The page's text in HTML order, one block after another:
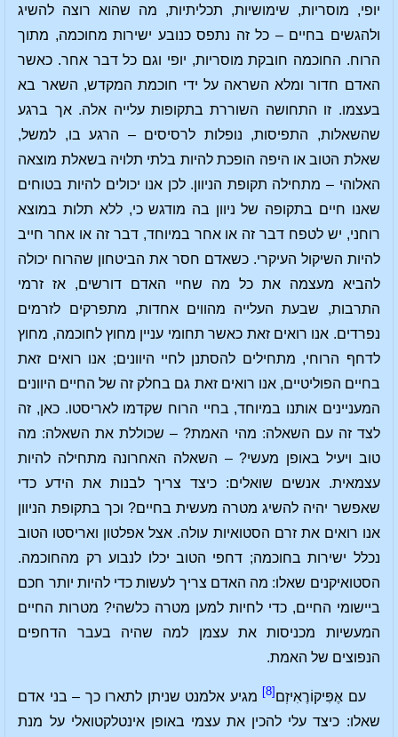
יופי, מוסריות, שימושיות, תכליתיות, מה שהוא רוצה להשיג
ולהגשים בחיים – כל זה נתפס כנובע ישירות מחוכמה, מתוך
הרוח. החוכמה חובקת מוסריות, יופי וגם כל דבר אחר. כאשר
האדם חדור ומלא השראה על ידי חוכמת המקדש, השאר בא
בעצמו. זו התחושה השוררת בתקופות עלייה אלה. אך ברגע
שהשאלות, התפיסות, נופלות לרסיסים – הרגע בו, למשל,
שאלת הטוב או היפה הופכת להיות בלתי תלויה בשאלת מוצאה
האלוהי – מתחילה תקופת הניוון. לכן אנו יכולים להיות בטוחים
שאנו חיים בתקופה של ניוון בה מודגש כי, ללא תלות במוצא
רוחני, יש לטפח דבר זה או אחר במיוחד, דבר זה או אחר חייב
להיות השיקול העיקרי. כשאדם חסר את הביטחון שהרוח יכולה
להביא מעצמה את כל מה שחיי האדם דורשים, אז זרמי
התרבות, שבעת העלייה מהווים אחדות, מתפרקים לזרמים
נפרדים. אנו רואים זאת כאשר תחומי עניין מחוץ לחוכמה, מחוץ
לדחף הרוחי, מתחילים להסתנן לחיי היוונים; אנו רואים זאת
בחיים הפוליטיים, אנו רואים זאת גם בחלק זה של החיים היוונים
המעניינים אותנו במיוחד, בחיי הרוח שקדמו לאריסטו. כאן, זה
לצד זה עם השאלה: מהי האמת? – שכוללת את השאלה: מה
טוב ויעיל באופן מעשי? – השאלה האחרונה מתחילה להיות
עצמאית. אנשים שואלים: כיצד צריך לבנות את הידע כדי
שאפשר יהיה להשיג מטרה מעשית בחיים? וכך בתקופת הניוון
אנו רואים את זרם הסטואיות עולה. אצל אפלטון ואריסטו הטוב
נכלל ישירות בחוכמה; דחפי הטוב יכלו לנבוע רק מהחוכמה.
הסטואיקנים שאלו: מה האדם צריך לעשות כדי להיות יותר חכם
ביישומי החיים, כדי לחיות למען מטרה כלשהי? מטרות החיים
המעשיות מכניסות את עצמן למה שהיה בעבר הדחפים
הנפוצים של האמת.
עם אֶפִּיקוֹרֶאִיזְם [8]
מגיע אלמנט שניתן לתארו כך – בני אדם
שאלו: כיצד עלי להכין את עצמי באופן אינטלקטואלי על מנת